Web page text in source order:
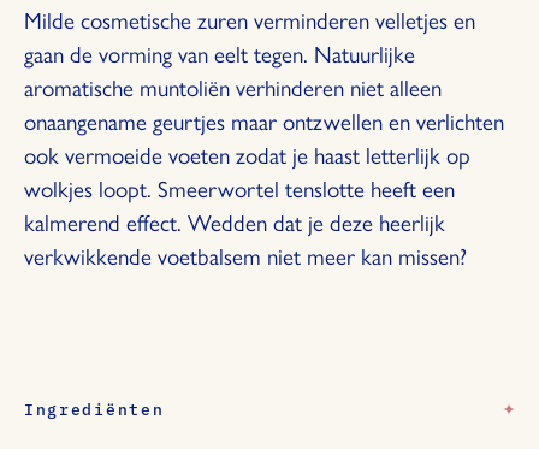
Milde cosmetische zuren verminderen velletjes en
gaan de vorming van eelt tegen. Natuurlijke
aromatische muntoliën verhinderen niet alleen
onaangename geurtjes maar ontzwellen en verlichten
ook vermoeide voeten zodat je haast letterlijk op
wolkjes loopt. Smeerwortel tenslotte heeft een
kalmerend effect. Wedden dat je deze heerlijk
verkwikkende voetbalsem niet meer kan missen?
Ingrediënten